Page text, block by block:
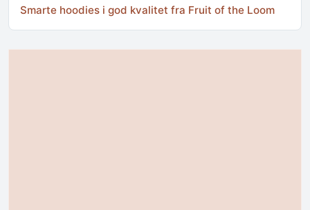
Smarte hoodies i god kvalitet fra Fruit of the Loom